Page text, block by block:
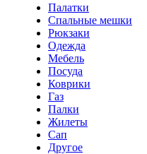
Палатки
Спальные мешки
Рюкзаки
Одежда
Мебель
Посуда
Коврики
Газ
Палки
Жилеты
Сап
Другое